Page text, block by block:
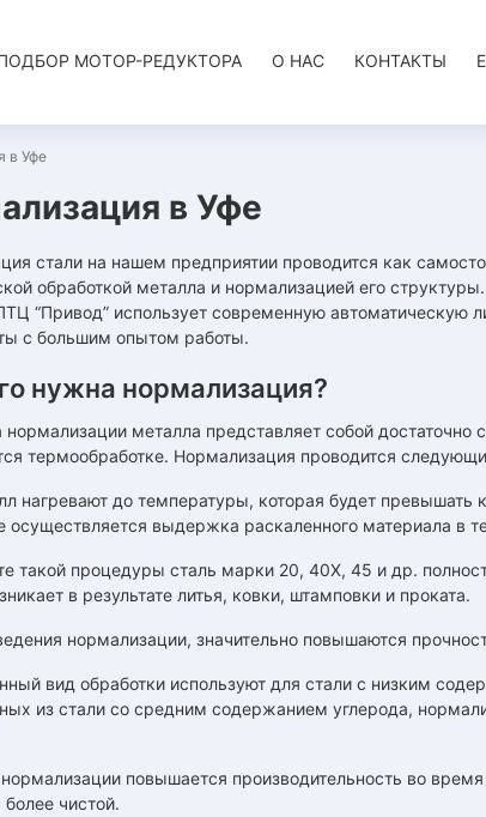
МОТОР-РЕДУКТОРА О НАС КОНТАКТЫ
в Уфе
в Уфе
стали на нашем предприятии проводится как
обработкой металла и нормализацией его
“Привод” использует современную
с большим опытом работы.
нужна нормализация?
металла представляет собой достаточно
термообработке. Нормализация проводится
нагревают до температуры, которая будет
осуществляется выдержка раскаленного материала в
такой процедуры сталь марки 20, 40X, 45 и др.
в результате литья, ковки, штамповки и проката.
нормализации, значительно повышаются
вид обработки используют для стали с низким
из стали со средним содержанием углерода,
повышается производительность во
более чистой.